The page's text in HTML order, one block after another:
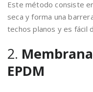
Este método consiste
seca y forma una
techos planos y es fácil
2.
EPDM